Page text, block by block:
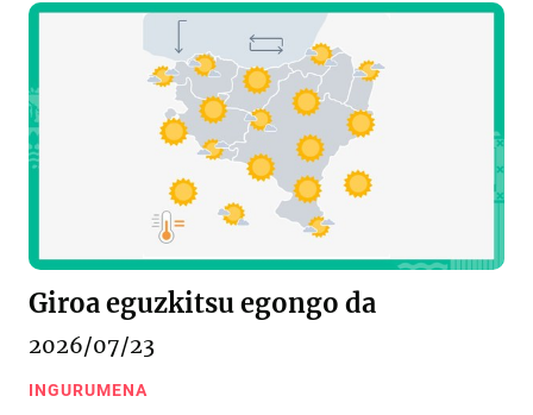
Giroa eguzkitsu egongo da
2026/07/23
INGURUMENA